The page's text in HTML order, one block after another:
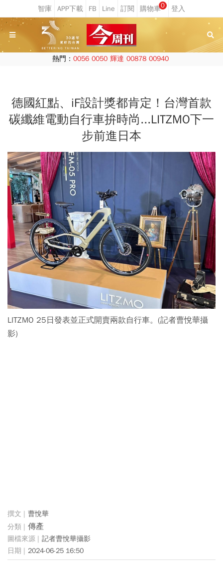
0
熱門： 0056 0050 輝達 00878 00940
德國紅點、iF設計獎都肯定！台灣首款
碳纖維電動自行車拚時尚...LITZMO下一
步前進日本
LITZMO 25日發表並正式開賣兩款自行車。(記者曹悅華攝
影)
曹悅華
傳產
記者曹悅華攝影
2024-06-25 16:50